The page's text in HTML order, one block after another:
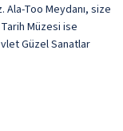
Ala-Too Meydanı, size
Müzesi ise
Güzel Sanatlar